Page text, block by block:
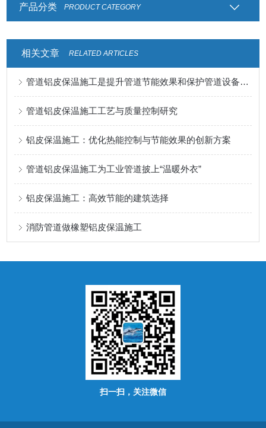
产品分类 PRODUCT CATEGORY
相关文章 RELATED ARTICLES
管道铝皮保温施工是提升管道节能效果和保护管道设备的关键步骤
管道铝皮保温施工工艺与质量控制研究
铝皮保温施工：优化热能控制与节能效果的创新方案
管道铝皮保温施工为工业管道披上“温暖外衣”
铝皮保温施工：高效节能的建筑选择
消防管道做橡塑铝皮保温施工
扫一扫，关注微信